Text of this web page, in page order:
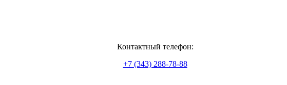
Контактный телефон:
+7 (343) 288-78-88